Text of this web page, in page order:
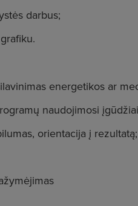
darbus;
energetikos ar
naudojimosi
orientacija į rezultatą;